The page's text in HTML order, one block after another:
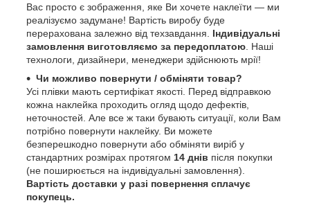
Вас просто є зображення, яке Ви хочете наклеїти — ми
реалізуємо задумане! Вартість виробу буде
перерахована залежно від техзавдання. Індивідуальні
замовлення виготовляємо за передоплатою . Наші
технологи, дизайнери, менеджери здійснюють мрії!
Чи можливо повернути / обміняти товар?
Усі плівки мають сертифікат якості. Перед відправкою
кожна наклейка проходить огляд щодо дефектів,
неточностей. Але все ж таки бувають ситуації, коли Вам
потрібно повернути наклейку. Ви можете
безперешкодно повернути або обміняти виріб у
стандартних розмірах протягом 14 днів після покупки
(не поширюється на індивідуальні замовлення).
Вартість доставки у разі повернення сплачує
покупець.